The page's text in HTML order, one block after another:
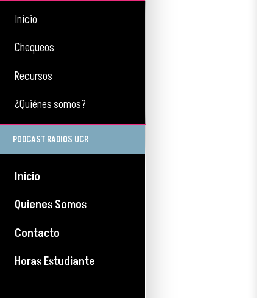
Inicio
Chequeos
Recursos
¿Quiénes somos?
PODCAST RADIOS UCR
Inicio
Quienes Somos
Contacto
Horas Estudiante